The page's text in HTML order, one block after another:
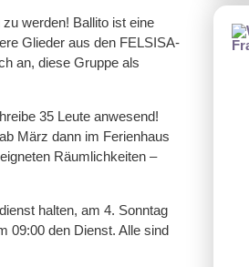
werden! Ballito ist eine
Glieder aus den FELSISA-
an, diese Gruppe als
35 Leute anwesend!
März dann im Ferienhaus
Räumlichkeiten –
halten, am 4. Sonntag
09:00 den Dienst. Alle sind